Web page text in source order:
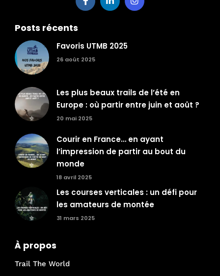
Posts récents
Favoris UTMB 2025
26 août 2025
Les plus beaux trails de l’été en
Europe : où partir entre juin et août ?
20 mai 2025
Courir en France… en ayant
l’impression de partir au bout du
monde
18 avril 2025
Les courses verticales : un défi pour
les amateurs de montée
31 mars 2025
À propos
Trail The World